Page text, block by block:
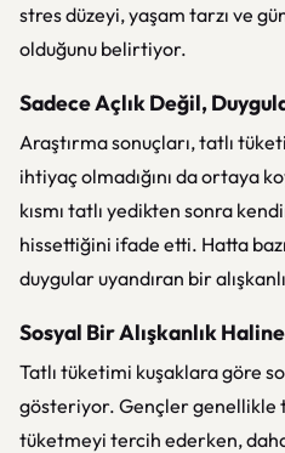
stres düzeyi, yaşam tarzı ve
olduğunu belirtiyor.
Sadece Açlık Değil,
Araştırma sonuçları, tatlı
ihtiyaç olmadığını da ortaya
kısmı tatlı yedikten sonra
hissettiğini ifade etti. Hatta
duygular uyandıran bir
Sosyal Bir Alışkanlık
Tatlı tüketimi kuşaklara göre
gösteriyor. Gençler genellikle
tüketmeyi tercih ederken,